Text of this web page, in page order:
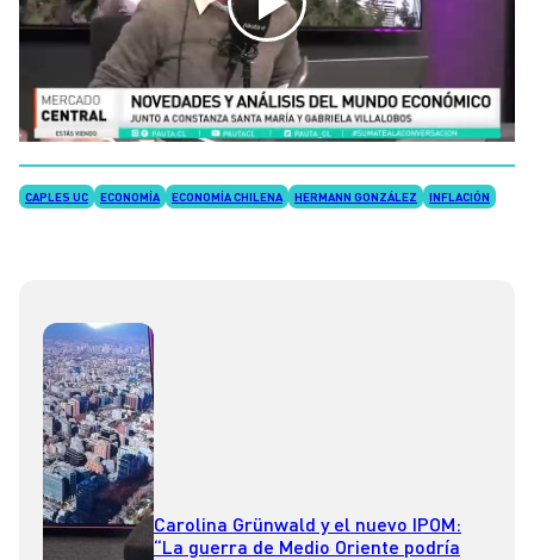
CAPLES UC ECONOMÍA ECONOMÍA CHILENA HERMANN GONZÁLEZ INFLACIÓN
Carolina Grünwald y el nuevo IPOM:
“La guerra de Medio Oriente podría